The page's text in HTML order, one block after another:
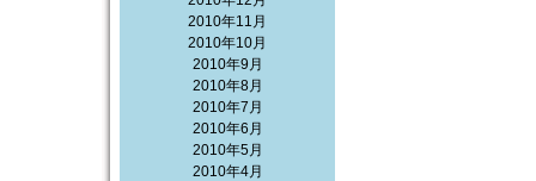
2010年11月
2010年10月
2010年9月
2010年8月
2010年7月
2010年6月
2010年5月
2010年4月